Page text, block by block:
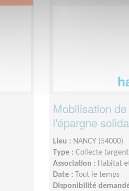
Mobilisation
l'épargne
Lieu : NANCY (54000)
Type : Collecte
Association : Habitat
Date :
Tout le temps
Disponibilité